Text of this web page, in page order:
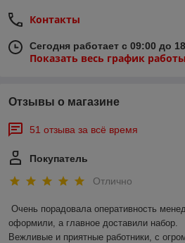
Контакты
Сегодня работает с 09:00 до
Показать весь график работы
Отзывы о магазине
51 отзыва за всё время
Покупатель
Отлично
Очень порадовала оперативность
оформили, а главное доставили набор.
Вежливые и приятные работники, с